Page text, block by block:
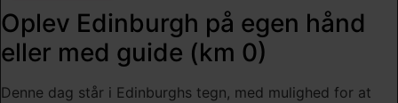
Oplev Edinburgh på egen hånd
eller med guide (km 0)
Denne dag står i Edinburghs tegn, med mulighed for at